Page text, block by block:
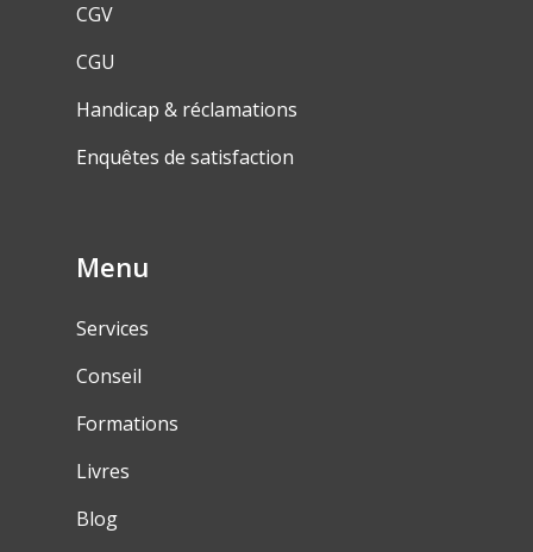
CGV
CGU
Handicap & réclamations
Enquêtes de satisfaction
Menu
Services
Conseil
Formations
Livres
Blog